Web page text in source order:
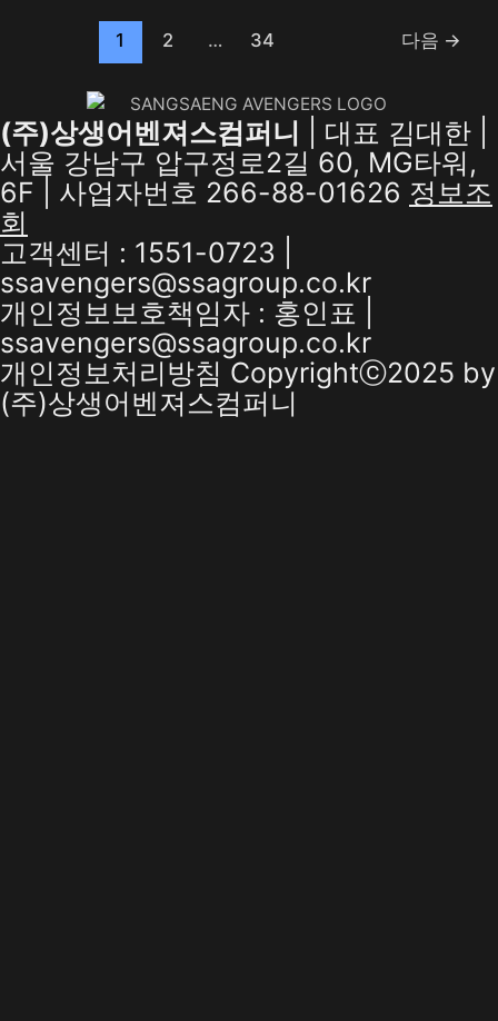
1 2 … 34 다음 →
(주)상생어벤져스컴퍼니 | 대표 김대한 |
서울 강남구 압구정로2길 60, MG타워,
6F | 사업자번호 266-88-01626 정보조
회
고객센터 : 1551-0723 |
ssavengers@ssagroup.co.kr
개인정보보호책임자 : 홍인표 |
ssavengers@ssagroup.co.kr
개인정보처리방침 Copyrightⓒ2025 by
(주)상생어벤져스컴퍼니